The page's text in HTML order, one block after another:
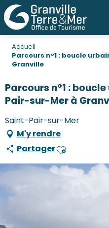
Accueil
Parcours n°1 : boucle
Granville
Parcours n°1 :
Pair-sur-Mer à
Saint-Pair-sur-Mer
M'y rendre
PartagerAjouter aux